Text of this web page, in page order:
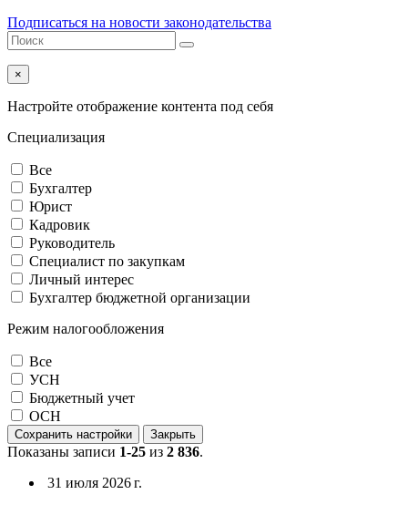
Подписаться на новости законодательства
×
Настройте отображение контента под себя
Специализация
Все
Бухгалтер
Юрист
Кадровик
Руководитель
Специалист по закупкам
Личный интерес
Бухгалтер бюджетной организации
Режим налогообложения
Все
УСН
Бюджетный учет
ОСН
Сохранить настройки Закрыть
Показаны записи 1-25 из 2 836.
31 июля 2026 г.